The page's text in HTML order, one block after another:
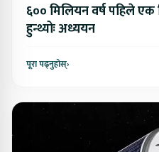
६०० मिलियन वर्ष पहिले
हुन्थ्योः अध्ययन
पूरा पढ्नुहोस्›